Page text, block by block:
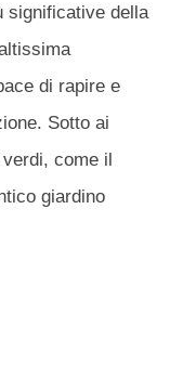
significative della
di rapire e
Sotto ai
come il
giardino